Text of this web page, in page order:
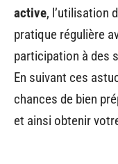
active, l’utilisation
pratique régulière
participation à des
En suivant ces
chances de bien
et ainsi obtenir